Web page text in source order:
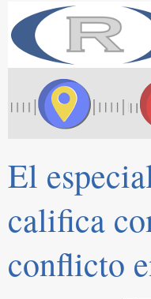
El
califica
conflicto